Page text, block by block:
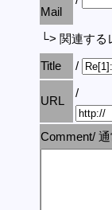
Mail
└> 関連する
Title
/
URL
/
Comment/